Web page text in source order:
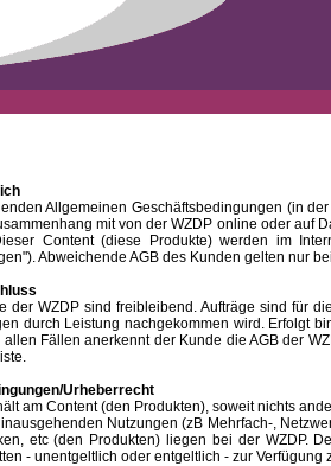
Allgemeinen Geschäftsbedingungen (in der
mit von der WZDP online oder auf
Content (diese Produkte) werden im
Abweichende AGB des Kunden gelten nur
WZDP sind freibleibend. Aufträge sind für die
durch Leistung nachgekommen wird. Erfolgt
allen Fällen anerkennt der Kunde die AGB der
Urheberrecht
Content (den Produkten), soweit nichts
Nutzungen (zB Mehrfach-,
etc (den Produkten) liegen bei der WZDP.
- unentgeltlich oder entgeltlich - zur Verfügung